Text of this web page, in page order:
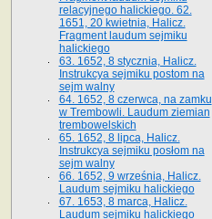
relacyjnego halickiego. 62.
1651, 20 kwietnia, Halicz.
Fragment laudum sejmiku
halickiego
63. 1652, 8 stycznia, Halicz.
Instrukcya sejmiku postom na
sejm walny
64. 1652, 8 czerwca, na zamku
w Trembowli. Laudum ziemian
trembowelskich
65. 1652, 8 lipca, Halicz.
Instrukcya sejmiku posłom na
sejm walny
66. 1652, 9 września, Halicz.
Laudum sejmiku halickiego
67. 1653, 8 marca, Halicz.
Laudum sejmiku halickiego